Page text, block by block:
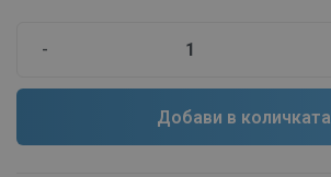
-
Добави в количката